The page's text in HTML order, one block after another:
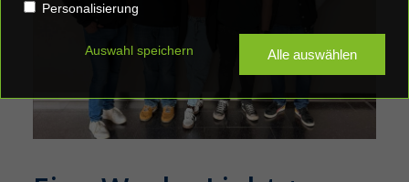
Heizungssysteme
Ladelösungen für Zuhause
Wärmelösungen
E-Mobilität
Vortrag Frag die Experten
Personalisierung
Auswahl speichern Alle auswählen